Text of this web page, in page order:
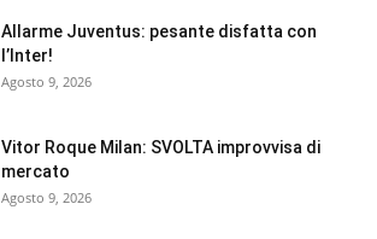
Allarme Juventus: pesante disfatta con
l’Inter!
Agosto 9, 2026
Vitor Roque Milan: SVOLTA improvvisa di
mercato
Agosto 9, 2026